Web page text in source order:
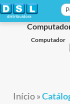
Computador
Início»